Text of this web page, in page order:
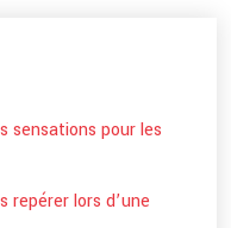
sensations pour les
repérer lors d’une